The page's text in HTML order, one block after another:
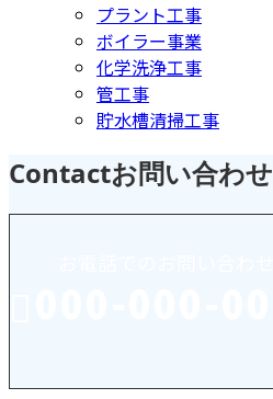
プラント工事
ボイラー事業
化学洗浄工事
管工事
貯水槽清掃工事
Contactお問い合わせ